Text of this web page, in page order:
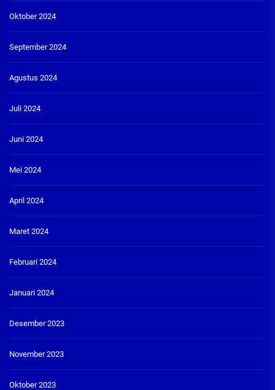
Oktober 2024
September 2024
Agustus 2024
Juli 2024
Juni 2024
Mei 2024
April 2024
Maret 2024
Februari 2024
Januari 2024
Desember 2023
November 2023
Oktober 2023